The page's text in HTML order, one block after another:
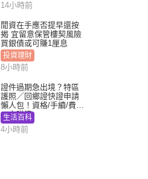
14小時前
閒資在手應否提早還按
揭 宜留意保管樓契風險
買銀債或可賺1厘息
投資理財
8小時前
證件過期急出境？特區
護照／回鄉證快證申請
懶人包！資格/手續/費用
一文睇清
生活百科
4小時前